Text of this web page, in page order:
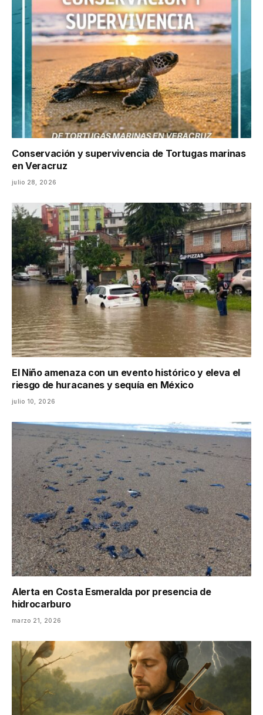
Conservación y supervivencia de Tortugas marinas
en Veracruz
julio 28, 2026
El Niño amenaza con un evento histórico y eleva el
riesgo de huracanes y sequía en México
julio 10, 2026
Alerta en Costa Esmeralda por presencia de
hidrocarburo
marzo 21, 2026